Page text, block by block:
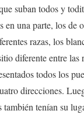
suban todos y
en una parte, los de
razas, los
diferente entre las
todos los
direcciones.
también tenían su